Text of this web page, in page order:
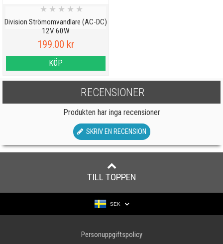
Division Strömomvandlare (AC-DC)
12V 60W
★ ★ ★ ★ ★
199.00 kr
KÖP
RECENSIONER
Produkten har inga recensioner
SKRIV EN RECENSION
TILL TOPPEN
SEK
Personuppgiftspolicy